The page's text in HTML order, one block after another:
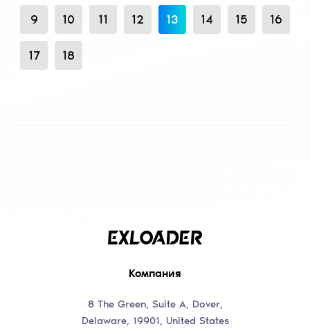
9 10 11 12 13 14 15 16
17 18
Компания
8 The Green, Suite A, Dover,
Delaware, 19901, United States